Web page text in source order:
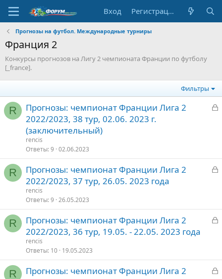
Вход Регистрация
Прогнозы на футбол. Международные турниры
Франция 2
Конкурсы прогнозов на Лигу 2 чемпионата Франции по футболу
[_france].
Фильтры
R
З
т
о
Прогнозы: чемпионат Франции Лига 2
2022/2023, 38 тур, 02.06. 2023 г.
(заключительный)
rencis
Ответы 9 02.06.2023
R
З
т
Прогнозы: чемпионат Франции Лига 2
2022/2023, 37 тур, 26.05. 2023 года
rencis
Ответы 9 26.05.2023
R
З
т
Прогнозы: чемпионат Франции Лига 2
2022/2023, 36 тур, 19.05. - 22.05. 2023 года
rencis
Ответы 10 19.05.2023
R
З
Прогнозы: чемпионат Франции Лига 2